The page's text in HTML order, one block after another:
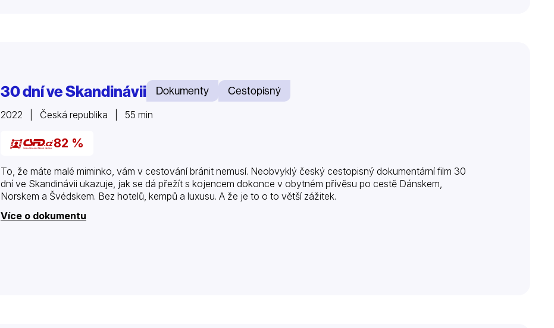
30 dní ve Skandinávii Dokumenty Cestopisný
2022 | Česká republika | 55 min
82 %
To, že máte malé miminko, vám v cestování bránit nemusí. Neobvyklý český cestopisný dokumentární film 30
dní ve Skandinávii ukazuje, jak se dá přežít s kojencem dokonce v obytném přívěsu po cestě Dánskem,
Norskem a Švédskem. Bez hotelů, kempů a luxusu. A že je to o to větší zážitek.
Více o dokumentu